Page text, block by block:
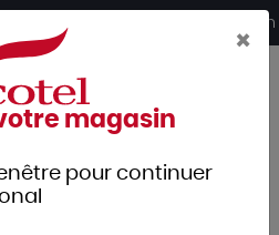
d’achat et retrait 2h en magasin
×
magasin
pour continuer